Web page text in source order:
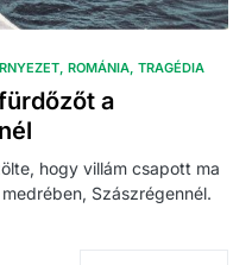
ROMÁNIA TRAGÉDIA
a
hogy villám csapott ma
Szászrégennél.